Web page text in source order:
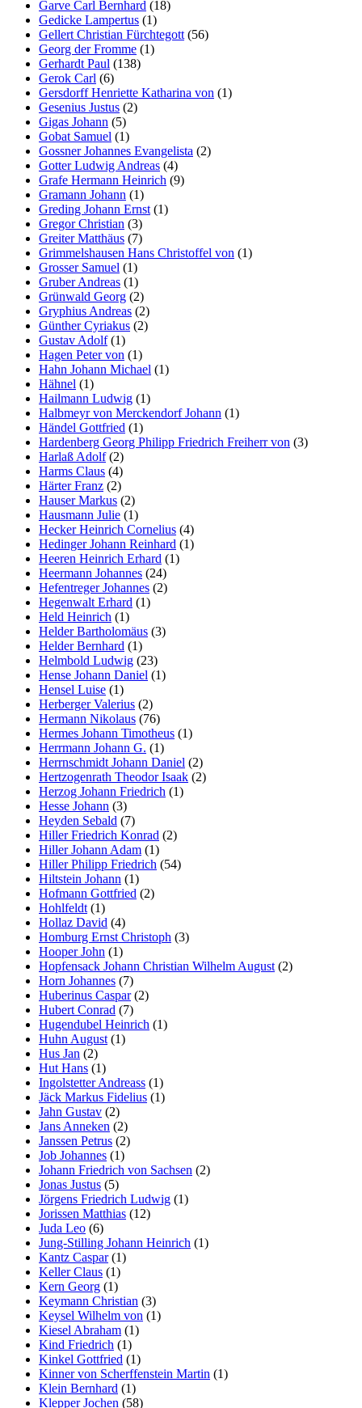
Garve Carl Bernhard (18)
Gedicke Lampertus (1)
Gellert Christian Fürchtegott (56)
Georg der Fromme (1)
Gerhardt Paul (138)
Gerok Carl (6)
Gersdorff Henriette Katharina von (1)
Gesenius Justus (2)
Gigas Johann (5)
Gobat Samuel (1)
Gossner Johannes Evangelista (2)
Gotter Ludwig Andreas (4)
Grafe Hermann Heinrich (9)
Gramann Johann (1)
Greding Johann Ernst (1)
Gregor Christian (3)
Greiter Matthäus (7)
Grimmelshausen Hans Christoffel von (1)
Grosser Samuel (1)
Gruber Andreas (1)
Grünwald Georg (2)
Gryphius Andreas (2)
Günther Cyriakus (2)
Gustav Adolf(1)
Hagen Peter von (1)
Hahn Johann Michael (1)
Hähnel (1)
Hailmann Ludwig (1)
Halbmeyr von Merckendorf Johann (1)
Händel Gottfried (1)
Hardenberg Georg Philipp Friedrich Freiherr von (3)
Harlaß Adolf(2)
Harms Claus (4)
Härter Franz (2)
Hauser Markus (2)
Hausmann Julie (1)
Hecker Heinrich Cornelius (4)
Hedinger Johann Reinhard (1)
Heeren Heinrich Erhard (1)
Heermann Johannes (24)
Hefentreger Johannes (2)
Hegenwalt Erhard (1)
Held Heinrich (1)
Helder Bartholomäus (3)
Helder Bernhard (1)
Helmbold Ludwig (23)
Hense Johann Daniel (1)
Hensel Luise (1)
Herberger Valerius (2)
Hermann Nikolaus (76)
Hermes Johann Timotheus (1)
Herrmann Johann G. (1)
Herrnschmidt Johann Daniel (2)
Hertzogenrath Theodor Isaak (2)
Herzog Johann Friedrich (1)
Hesse Johann (3)
Heyden Sebald (7)
Hiller Friedrich Konrad (2)
Hiller Johann Adam (1)
Hiller Philipp Friedrich (54)
Hiltstein Johann (1)
Hofmann Gottfried (2)
Hohlfeldt (1)
Hollaz David (4)
Homburg Ernst Christoph (3)
Hooper John (1)
Hopfensack Johann Christian Wilhelm August (2)
Horn Johannes (7)
Huberinus Caspar(2)
Hubert Conrad (7)
Hugendubel Heinrich (1)
Huhn August (1)
Hus Jan (2)
Hut Hans (1)
Ingolstetter Andreass (1)
Jäck Markus Fidelius (1)
Jahn Gustav (2)
Jans Anneken (2)
Janssen Petrus (2)
Job Johannes (1)
Johann Friedrich von Sachsen (2)
Jonas Justus (5)
Jörgens Friedrich Ludwig (1)
Jorissen Matthias (12)
Juda Leo (6)
Jung-Stilling Johann Heinrich (1)
Kantz Caspar(1)
Keller Claus (1)
Kern Georg (1)
Keymann Christian (3)
Keysel Wilhelm von (1)
Kiesel Abraham (1)
Kind Friedrich (1)
Kinkel Gottfried (1)
Kinner von Scherffenstein Martin (1)
Klein Bernhard (1)
Klepper Jochen (58)